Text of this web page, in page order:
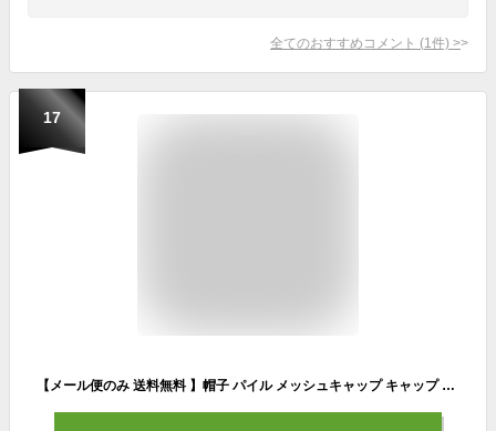
全てのおすすめコメント (1 件) >
17
【メール便のみ 送料無料 】帽子 パイル メッシュキャップ キャップ CAP 英字ロゴ タオル地 メンズ UVカット 紫外線対策 アメリカン カジュアル アメカジ ストリート 春夏 オールシーズン フリーサイズ 小顔効果 スナップバック